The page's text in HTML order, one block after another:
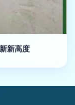
新高度